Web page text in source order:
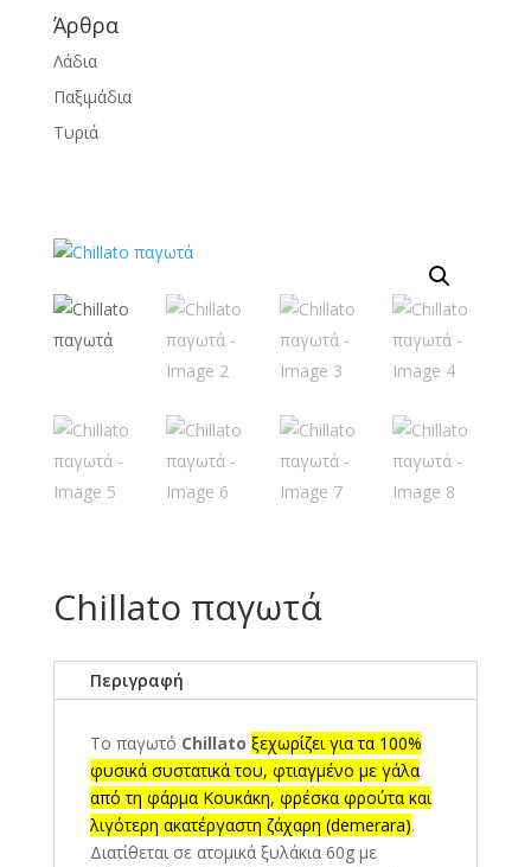
Άρθρα
Λάδια
Παξιμάδια
Τυριά
Chillato παγωτά
Περιγραφή
Το παγωτό Chillato ξεχωρίζει για τα 100%
φυσικά συστατικά του, φτιαγμένο με γάλα
από τη φάρμα Κουκάκη, φρέσκα φρούτα και
λιγότερη ακατέργαστη ζάχαρη (demerara).
Διατίθεται σε ατομικά ξυλάκια 60g με